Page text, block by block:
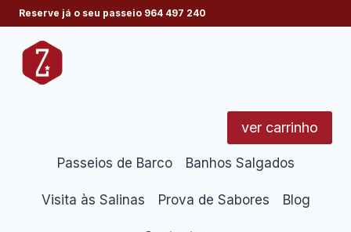
Skip
to
content
Reserve já o seu passeio 964 497 240
ver carrinho
Passeios de Barco Banhos Salgados
Visita às Salinas Prova de Sabores Blog